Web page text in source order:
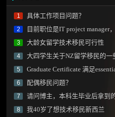
1 具体工作项目问题？
2 目前职位是IT project manager
3 大龄女留学技术移民可行性
4 大四学生关于NZ留学移民的一
5 Graduate Certificate 满足
6 配偶移民问题？
7 请问博主，本科生毕业后拿到的工
8 我40岁了想技术移民新西兰